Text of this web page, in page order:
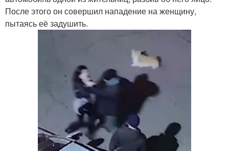
После этого он совершил нападение на женщину,
пытаясь её задушить.